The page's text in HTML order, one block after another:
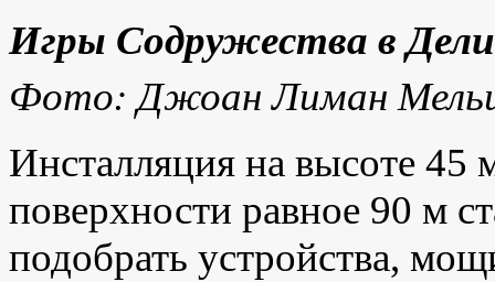
Игры Содружества в Дели
Фото: Джоан Лиман
Инсталляция на высоте 45
поверхности равное 90 м
подобрать устройства,